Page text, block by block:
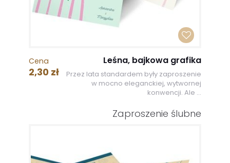
Cena
2,30 zł
Leśna, bajkowa grafika
Przez lata standardem były zaproszenie
w mocno eleganckiej, wytwornej
konwencji. Ale ...
Zaproszenie ślubne